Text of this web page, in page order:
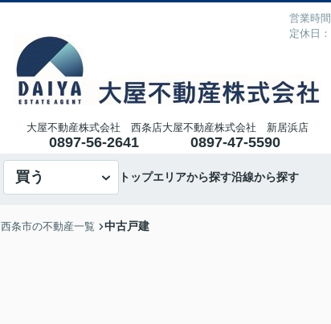
営業時
定休日
大屋不動産株式会社 西条店
0897-56-2641
大屋不動産株式会社 新居浜店
0897-47-5590
買う トップエリアから探す沿線から探す
西条市の不動産一覧 中古戸建